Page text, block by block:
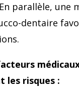
parallèle, une
dentaire
les risques :